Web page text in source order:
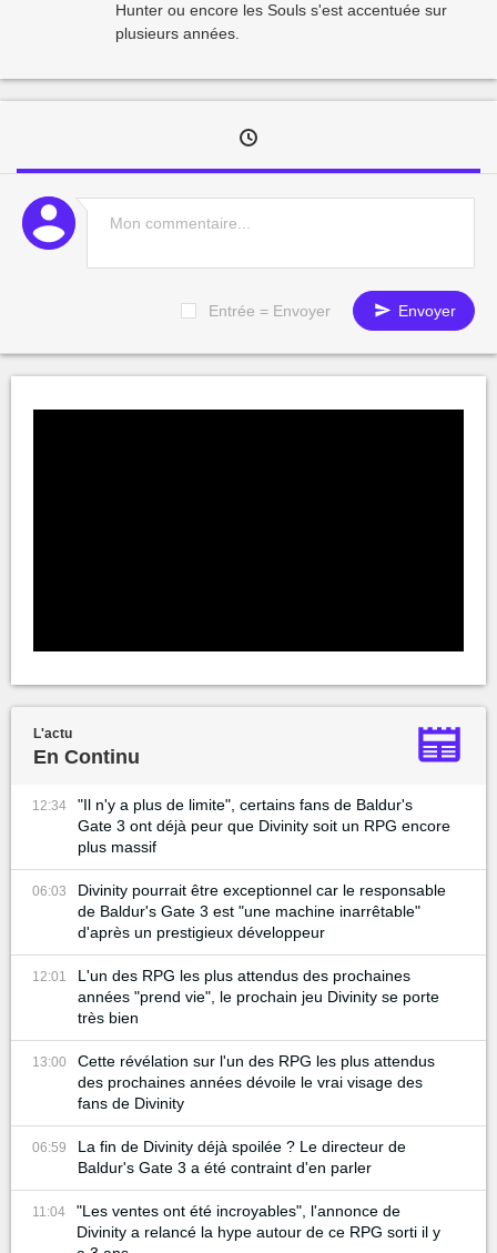
Hunter ou encore les Souls s'est accentuée sur
plusieurs années.
Entrée = Envoyer Envoyer
L'actu
En Continu
12:34
"Il n'y a plus de limite", certains fans de Baldur's
Gate 3 ont déjà peur que Divinity soit un RPG encore
plus massif
06:03
Divinity pourrait être exceptionnel car le responsable
de Baldur's Gate 3 est "une machine inarrêtable"
d'après un prestigieux développeur
12:01
L'un des RPG les plus attendus des prochaines
années "prend vie", le prochain jeu Divinity se porte
très bien
13:00
Cette révélation sur l'un des RPG les plus attendus
des prochaines années dévoile le vrai visage des
fans de Divinity
06:59
La fin de Divinity déjà spoilée ? Le directeur de
Baldur's Gate 3 a été contraint d'en parler
11:04
"Les ventes ont été incroyables", l'annonce de
Divinity a relancé la hype autour de ce RPG sorti il y